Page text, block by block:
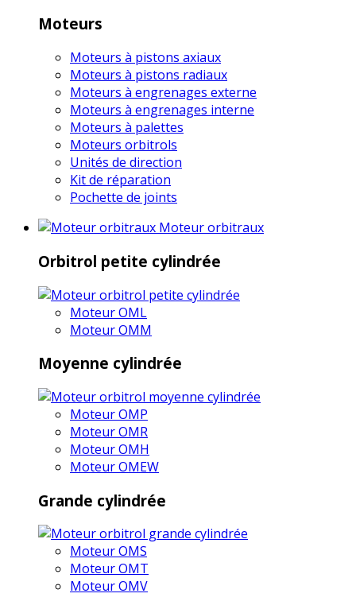
Moteurs
Moteurs à pistons axiaux
Moteurs à pistons radiaux
Moteurs à engrenages externe
Moteurs à engrenages interne
Moteurs à palettes
Moteurs orbitrols
Unités de direction
Kit de réparation
Pochette de joints
Moteur orbitraux
Orbitrol petite cylindrée
Moteur OML
Moteur OMM
Moyenne cylindrée
Moteur OMP
Moteur OMR
Moteur OMH
Moteur OMEW
Grande cylindrée
Moteur OMS
Moteur OMT
Moteur OMV